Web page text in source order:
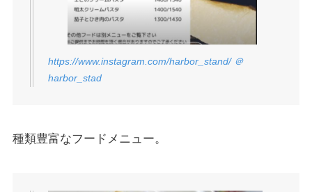
https://www.instagram.com/harbor_stand/ ＠
harbor_stad
種類豊富なフードメニュー。